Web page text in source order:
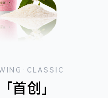
首创」